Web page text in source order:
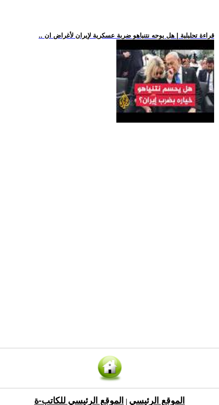
.. قراءة تحليلية | هل يوجه نتنياهو ضربة عسكرية لإيران لأغراض ان
الموقع الرئيسي الموقع الرئيسي للكاتب-ة